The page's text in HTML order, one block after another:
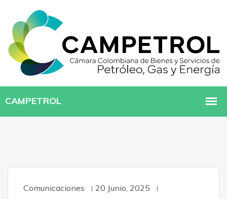
Comunicaciones 20 Junio, 2025